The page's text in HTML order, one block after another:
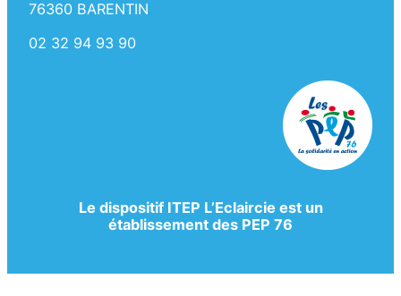
76360 BARENTIN
02 32 94 93 90
Le dispositif ITEP L’Eclaircie est un
établissement des PEP 76